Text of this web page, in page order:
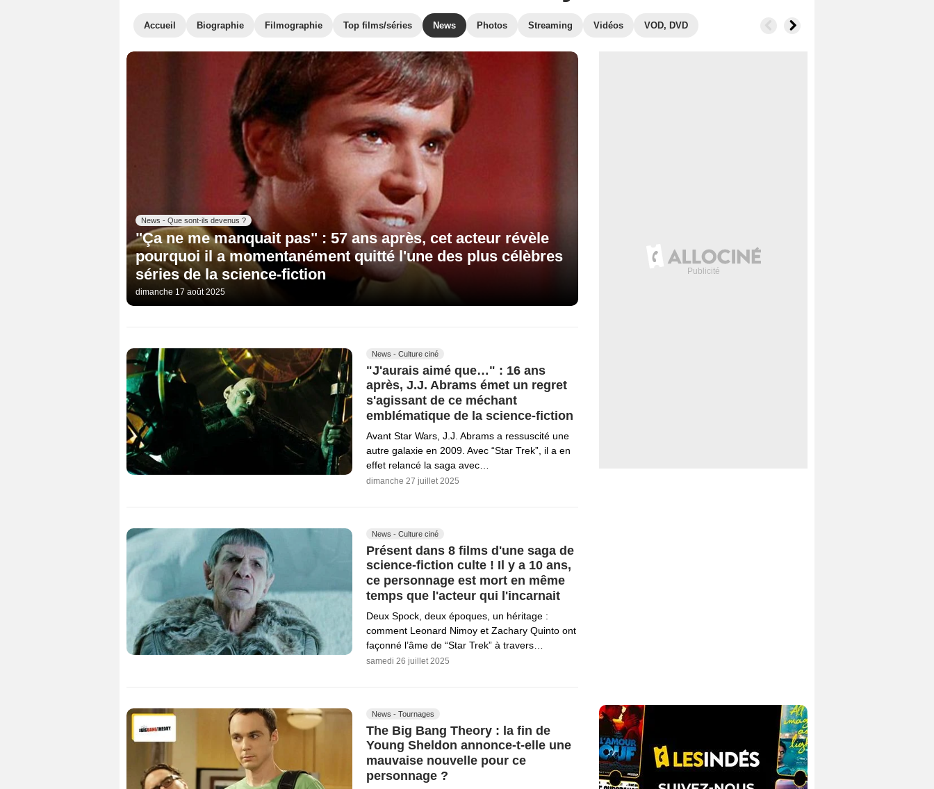
Accueil Biographie Filmographie Top films/séries News Photos Streaming Vidéos VOD, DVD
News - Que sont-ils devenus ?
"Ça ne me manquait pas" : 57 ans après, cet acteur révèle
pourquoi il a momentanément quitté l'une des plus célèbres
séries de la science-fiction
dimanche 17 août 2025
News - Culture ciné
"J'aurais aimé que…" : 16 ans
après, J.J. Abrams émet un regret
s'agissant de ce méchant
emblématique de la science-fiction
Avant Star Wars, J.J. Abrams a ressuscité une
autre galaxie en 2009. Avec “Star Trek”, il a en
effet relancé la saga avec…
dimanche 27 juillet 2025
News - Culture ciné
Présent dans 8 films d'une saga de
science-fiction culte ! Il y a 10 ans,
ce personnage est mort en même
temps que l'acteur qui l'incarnait
Deux Spock, deux époques, un héritage :
comment Leonard Nimoy et Zachary Quinto ont
façonné l’âme de “Star Trek” à travers…
samedi 26 juillet 2025
News - Tournages
The Big Bang Theory : la fin de
Young Sheldon annonce-t-elle une
mauvaise nouvelle pour ce
personnage ?